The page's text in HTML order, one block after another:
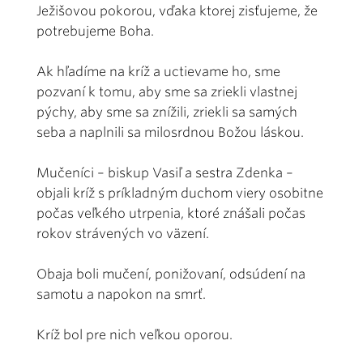
Ježišovou pokorou, vďaka ktorej zisťujeme, že
potrebujeme Boha.
Ak hľadíme na kríž a uctievame ho, sme
pozvaní k tomu, aby sme sa zriekli vlastnej
pýchy, aby sme sa znížili, zriekli sa samých
seba a naplnili sa milosrdnou Božou láskou.
Mučeníci – biskup Vasiľ a sestra Zdenka –
objali kríž s príkladným duchom viery osobitne
počas veľkého utrpenia, ktoré znášali počas
rokov strávených vo väzení.
Obaja boli mučení, ponižovaní, odsúdení na
samotu a napokon na smrť.
Kríž bol pre nich veľkou oporou.